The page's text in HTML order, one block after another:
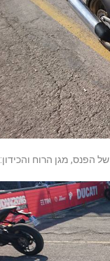
הפנס, מגן הרוח והכידון: